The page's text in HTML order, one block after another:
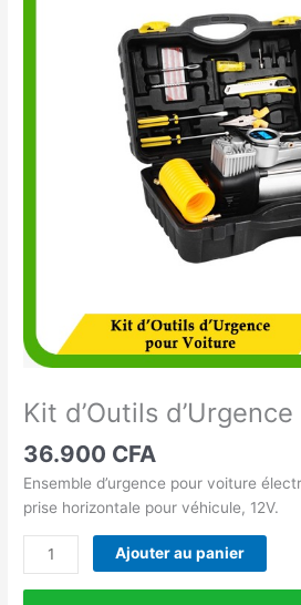
Kit d’Outils
36.900 CFA
Ensemble d’urgence pour voiture
prise horizontale pour véhicule, 12V.
Ajouter au panier